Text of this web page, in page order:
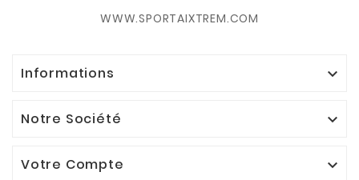
WWW.SPORTAIXTREM.COM
Informations 
Notre Société 
Votre Compte 